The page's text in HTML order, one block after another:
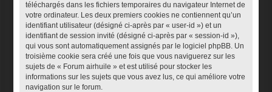
téléchargés dans les fichiers temporaires du navigateur Internet de
votre ordinateur. Les deux premiers cookies ne contiennent qu’un
identifiant utilisateur (désigné ci-après par « user-id ») et un
identifiant de session invité (désigné ci-après par « session-id »),
qui vous sont automatiquement assignés par le logiciel phpBB. Un
troisième cookie sera créé une fois que vous naviguerez sur les
sujets de « Forum airhuile » et est utilisé pour stocker les
informations sur les sujets que vous avez lus, ce qui améliore votre
navigation sur le forum.